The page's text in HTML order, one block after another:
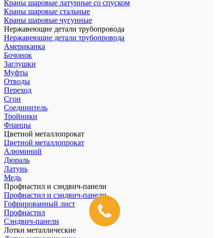
Краны шаровые латунные со спуском
Краны шаровые стальные
Краны шаровые чугунные
Нержавеющие детали трубопровода
Нержавеющие детали трубопровода
Американка
Бочонок
Заглушки
Муфты
Отводы
Переход
Сгон
Соединитель
Тройники
Фланцы
Цветной металлопрокат
Цветной металлопрокат
Алюминий
Дюраль
Латунь
Медь
Профнастил и сэндвич-панели
Профнастил и сэндвич-панели
Гофрированный лист
Профнастил
Сэндвич-панели
Лотки металлические